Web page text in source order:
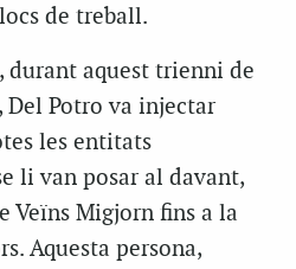
de treball.
, durant aquest trienni de
Potro va injectar
les entitats
li van posar al davant,
Veïns Migjorn fins a la
Aquesta persona,